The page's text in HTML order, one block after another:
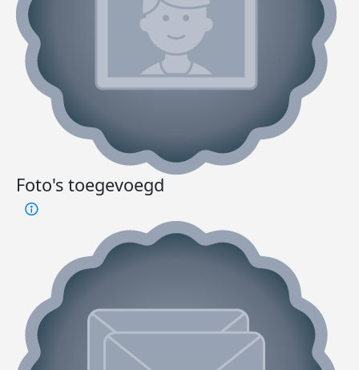
Foto's toegevoegd